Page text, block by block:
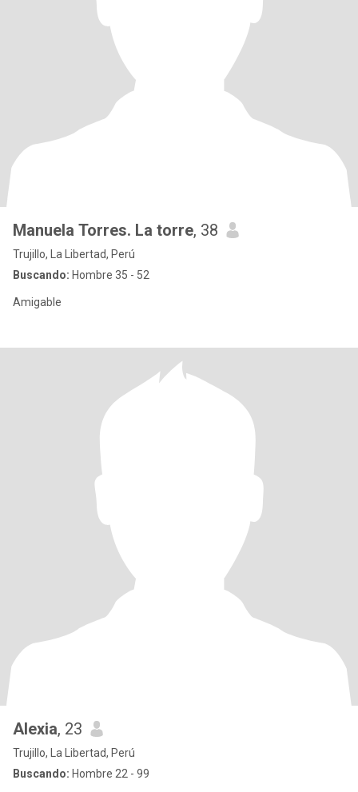
Manuela Torres. La torre, 38
Trujillo, La Libertad, Perú
Buscando: Hombre 35 - 52
Amigable
Alexia, 23
Trujillo, La Libertad, Perú
Buscando: Hombre 22 - 99